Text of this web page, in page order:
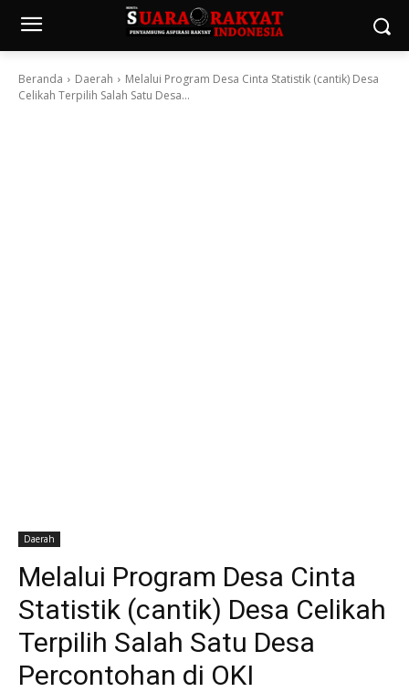
Beranda Daerah
Melalui Program Desa Cinta Statistik (cantik) Desa
Celikah Terpilih Salah Satu Desa...
Daerah
Melalui Program Desa Cinta
Statistik (cantik) Desa Celikah
Terpilih Salah Satu Desa
Percontohan di OKI